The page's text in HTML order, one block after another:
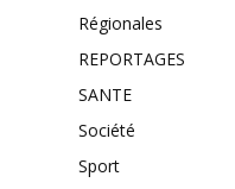
Régionales
REPORTAGES
SANTE
Société
Sport